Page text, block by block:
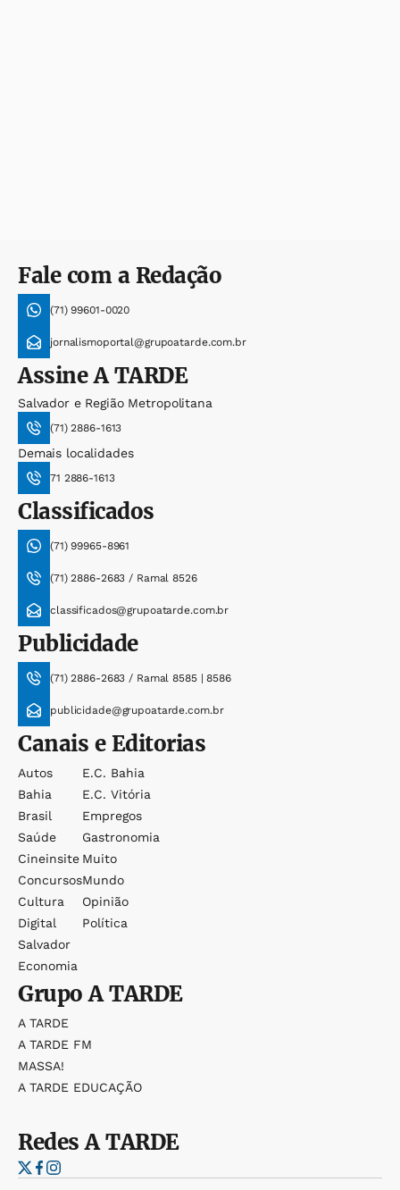
Fale com a Redação
(71) 99601-0020
jornalismoportal@grupoatarde.com.br
AssineA TARDE
Salvador e Região Metropolitana
(71) 2886-1613
Demais localidades
71 2886-1613
Classificados
(71) 99965-8961
(71) 2886-2683 / Ramal 8526
classificados@grupoatarde.com.br
Publicidade
(71) 2886-2683 / Ramal 8585 | 8586
publicidade@grupoatarde.com.br
Canais e Editorias
Autos
Bahia
Brasil
Saúde
Cineinsite
Concursos
Cultura
Digital
Salvador
Economia
E.c. Bahia
E.c. Vitória
Empregos
Gastronomia
Muito
Mundo
Opinião
Política
GrupoA TARDE
A TARDE
A TARDE FM
MASSA!
A TARDE EDUCAÇÃO
RedesA TARDE